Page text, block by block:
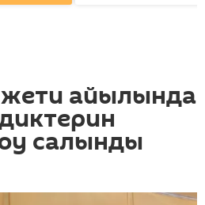
айылында
салынды